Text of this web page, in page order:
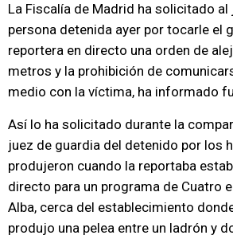
La Fiscalía de Madrid ha solicitado al
persona detenida ayer por tocarle el
reportera en directo una orden de
metros y la prohibición de
medio con la víctima, ha informado
Así lo ha solicitado durante la
juez de guardia del detenido por los
produjeron cuando la reportaba
directo para un programa de Cuatro
Alba, cerca del establecimiento
produjo una pelea entre un ladrón y